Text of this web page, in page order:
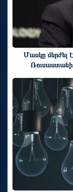
Մասկը մերժել
Ռուսաստանի